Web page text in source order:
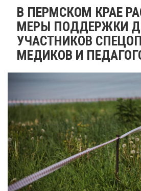
​В ПЕРМСКОМ КРАЕ
МЕРЫ ПОДДЕРЖКИ
УЧАСТНИКОВ
МЕДИКОВ И